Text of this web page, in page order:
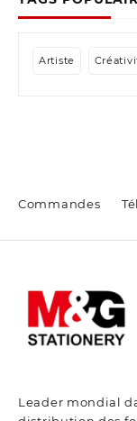
Artiste
Commandes
Leader mondial